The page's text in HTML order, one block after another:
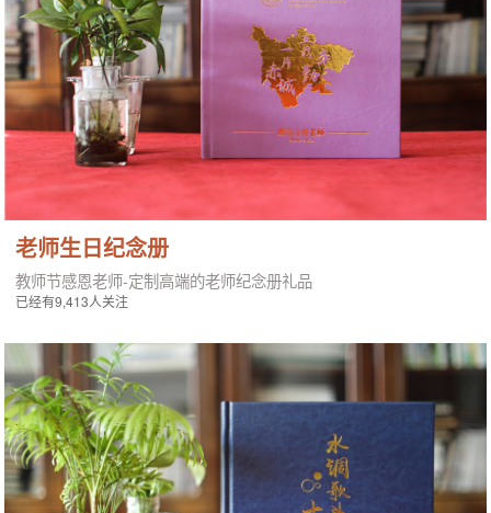
老师生日纪念册
教师节感恩老师-定制高端的老师纪念册礼品
已经有9,413人关注